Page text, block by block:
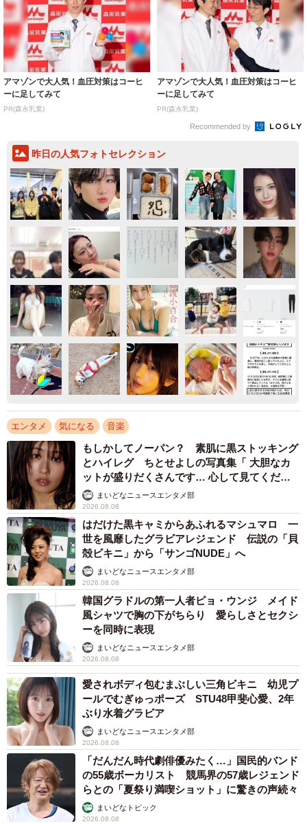
アマゾンで大人気！血圧対策はコーヒ
ーに足してみて
PR(森永乳業)
アマゾンで大人気！血圧対策はコーヒ
ーに足してみて
PR(森永乳業)
Recommended by
昨日の人気フォトセレクション
エンタメ 気になる 音楽
もしかしてノーパン？ 素肌に黒ストッキング
とハイレグ ちとせよしの写真集「 大胆なカ
ットが盛りだくさんです… 心して見てくださ
い」まいどなニュースエンタメ部
2026.08.08
はだけた黒キャミからあふれるマシュマロ 一
世を風靡したグラビアレジェンド 伝説の「貝
殻ビキニ」から「サンゴNUDE」へ
まいどなニュースエンタメ部
2026.08.08
韓国グラドルの第一人者ピョ・ウンジ メイド
風シャツで胸の下がちらり 愛らしさとセクシ
ーを同時に表現
まいどなニュースエンタメ部
2026.08.08
愛されボディ包むまぶしい三角ビキニ 幼児プ
ールでむぎゅっポーズ STU48甲斐心愛、2年
ぶり水着グラビア
まいどなニュースエンタメ部
2026.08.08
「だんだん時代劇俳優みたく…」国民的バンド
の55歳ボーカリスト 競馬界の57歳レジェンド
らとの「夏祭り満喫ショット」に驚きの声続々
まいどなトピック
2026.08.08